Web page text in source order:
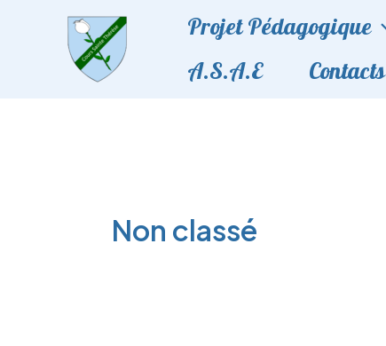
Projet Pédagogique
A.S.A.E
Contacts
Non classé
Rechercher :